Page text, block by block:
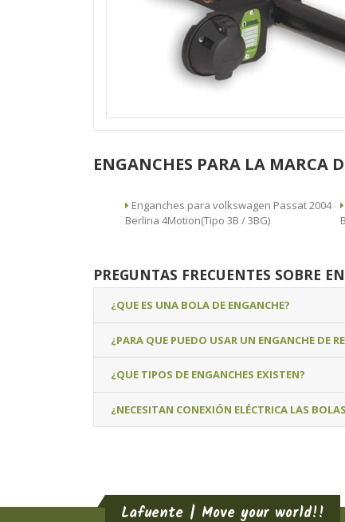
ENGANCHES PARA LA MARCA
Enganches para volkswagen Passat 2004
Berlina 4Motion(Tipo 3B / 3BG)
PREGUNTAS FRECUENTES SOBRE
¿QUE ES UNA BOLA DE ENGANCHE?
¿PARA QUE PUEDO USAR UN ENGANCHE DE
¿QUE TIPOS DE ENGANCHES EXISTEN?
¿NECESITAN CONEXIÓN ELÉCTRICA LAS
Lafuente | Move your world!!